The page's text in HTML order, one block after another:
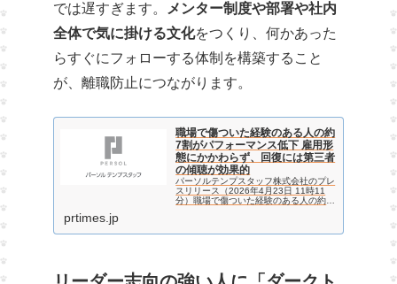
では遅すぎます。
メンター制度や部署や社内
全体で気に掛ける文化をつくり、何かあった
らすぐにフォローする体制を構築すること
が、離職防止につながります。
職場で傷ついた経験のある人の約
7割がパフォーマンス低下 雇用形
態にかかわらず、回復には第三者
の傾聴が効果的
パーソルテンプスタッフ株式会社のプレ
スリリース（2026年4月23日 11時11
分）職場で傷ついた経験のある人の約7
prtimes.jp